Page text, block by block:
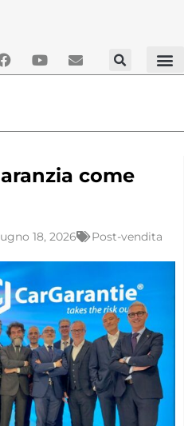
come
18, 2026 Post-vendita